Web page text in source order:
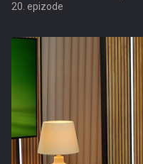
20. epizode